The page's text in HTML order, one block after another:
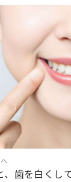
歯を白くし